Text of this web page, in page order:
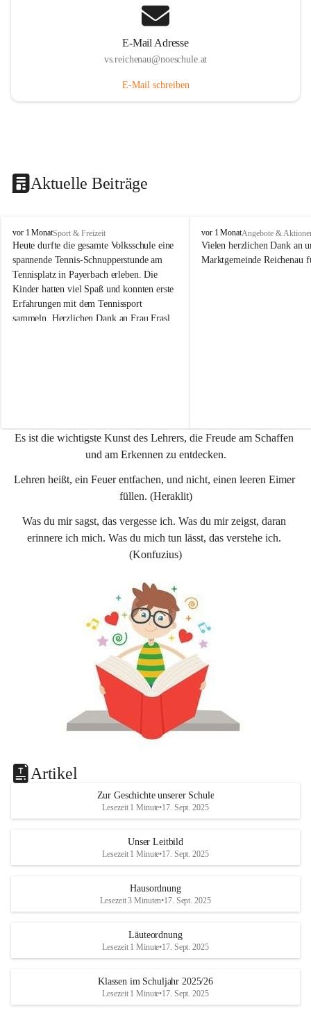
E-Mail Adresse
vs.reichenau@noeschule.at
E-Mail schreiben
Aktuelle Beiträge
V
o
l
k
s
s
c
h
e
n
vor 1 MonatSport & Freizeit
Heute durfte die gesamte Volksschule eine
spannende Tennis-Schnupperstunde am
Tennisplatz in Payerbach erleben. Die
Kinder hatten viel Spaß und konnten erste
Erfahrungen mit dem Tennissport
sammeln. Herzlichen Dank an Frau Frasl
V
o
l
e
n
a
vor 1 MonatAngebote &
Vielen herzlichen Dank an
Marktgemeinde Reichenau
Es ist die wichtigste Kunst des Lehrers, die Freude am Schaffen
und am Erkennen zu entdecken.
Lehren heißt, ein Feuer entfachen, und nicht, einen leeren Eimer
füllen. (Heraklit)
Was du mir sagst, das vergesse ich. Was du mir zeigst, daran
erinnere ich mich. Was du mich tun lässt, das verstehe ich.
(Konfuzius)
Artikel
Zur Geschichte unserer Schule
Lesezeit 1 Minute•17. Sept. 2025
Unser Leitbild
Lesezeit 1 Minute•17. Sept. 2025
Hausordnung
Lesezeit 3 Minuten•17. Sept. 2025
Läuteordnung
Lesezeit 1 Minute•17. Sept. 2025
Klassen im Schuljahr 2025/26
Lesezeit 1 Minute•17. Sept. 2025